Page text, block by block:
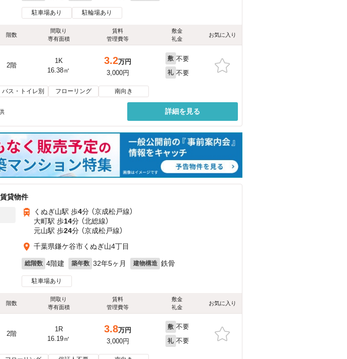
駐車場あり 駐輪場あり
階数
間取り
専有面積
賃料
管理費等
敷金
礼金
お気に入り
2階
1K
16.38㎡
3.2万円
3,000円
敷 不要
礼 不要
バス・トイレ別 フローリング 南向き
詳細を見る
貸物件
くぬぎ山駅 歩4分 （京成松戸線）
大町駅 歩14分 （北総線）
元山駅 歩24分 （京成松戸線）
千葉県鎌ケ谷市くぬぎ山4丁目
総階数 4階建 築年数 32年5ヶ月 建物構造 鉄骨
駐車場あり
階数
間取り
専有面積
賃料
管理費等
敷金
礼金
お気に入り
2階
1R
16.19㎡
3.8万円
3,000円
敷 不要
礼 不要